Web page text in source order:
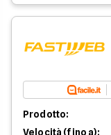
Prodotto:
Velocità (fino a):